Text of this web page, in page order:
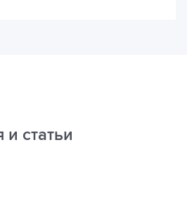
статьи